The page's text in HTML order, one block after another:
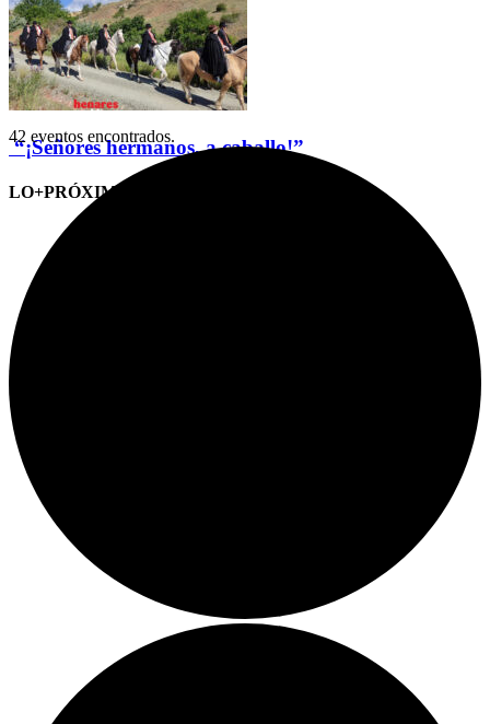
“¡Señores hermanos, a caballo!”
LO+PRÓXIMO (CITAS)
42 eventos encontrados.